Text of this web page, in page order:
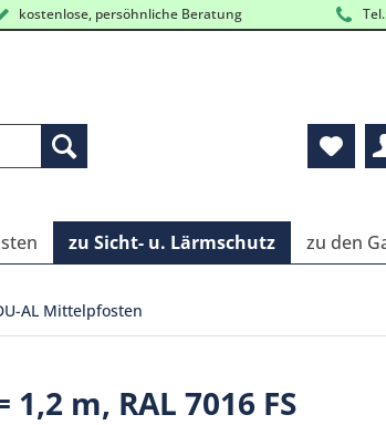
kostenlose, persöhnliche Beratung
zu Sicht- u. Lärmschutz zu den
AL Mittelpfosten
m, RAL 7016 FS